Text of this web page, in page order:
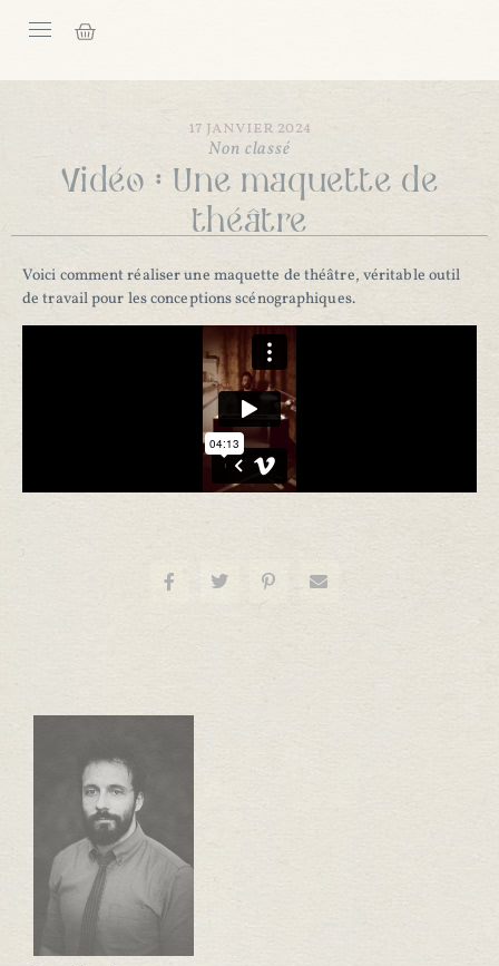
17 janvier 2024
Non classé
Vidéo : Une maquette de
théâtre
Voici comment réaliser une maquette de théâtre, véritable outil
de travail pour les conceptions scénographiques.